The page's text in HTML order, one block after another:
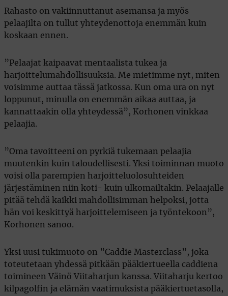
Rahasto on vakiinnuttanut asemansa ja myös
pelaajilta on tullut yhteydenottoja enemmän kuin
koskaan ennen.
”Pelaajat kaipaavat mentaalista tukea ja
harjoittelumahdollisuuksia. Me mietimme nyt, miten
voisimme auttaa tässä jatkossa. Kun oma ura on nyt
loppunut, minulla on enemmän aikaa auttaa, ja
kannattaakin olla yhteydessä”, Korhonen vinkkaa
pelaajia.
”Oma tavoitteeni on pyrkiä tukemaan pelaajia
muutenkin kuin taloudellisesti. Yksi toiminnan muoto
voisi olla parempien harjoitteluolosuhteiden
järjestäminen niin koti- kuin ulkomailtakin. Pelaajalle
pitää tehdä kaikki mahdollisimman helpoksi, jotta
hän voi keskittyä harjoittelemiseen ja työntekoon”,
Korhonen sanoo.
Yksi uusi tukimuoto on ”Caddie Masterclass”, joka
toteutetaan yhdessä pitkään pääkiertueella caddiena
toimineen Väinö Viitaharjun kanssa. Viitaharju kertoo
kilpagolfin ja elämän vaatimuksista pääkiertuetasolla,